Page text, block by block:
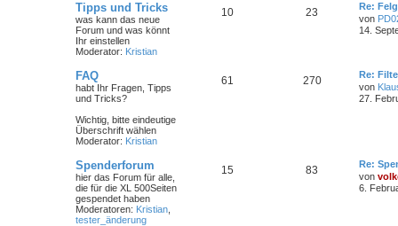
Tipps und Tricks
was kann das neue
Forum und was könnt
Ihr einstellen
Moderator: Kristian
10 23
Re:
von
14.
FAQ
habt Ihr Fragen, Tipps
und Tricks?
Wichtig, bitte eindeutige
Überschrift wählen
Moderator: Kristian
61 270
Re:
von
27.
Spenderforum
hier das Forum für alle,
die für die XL 500Seiten
gespendet haben
Moderatoren: Kristian
tester_änderung
15 83
Re:
von
6.